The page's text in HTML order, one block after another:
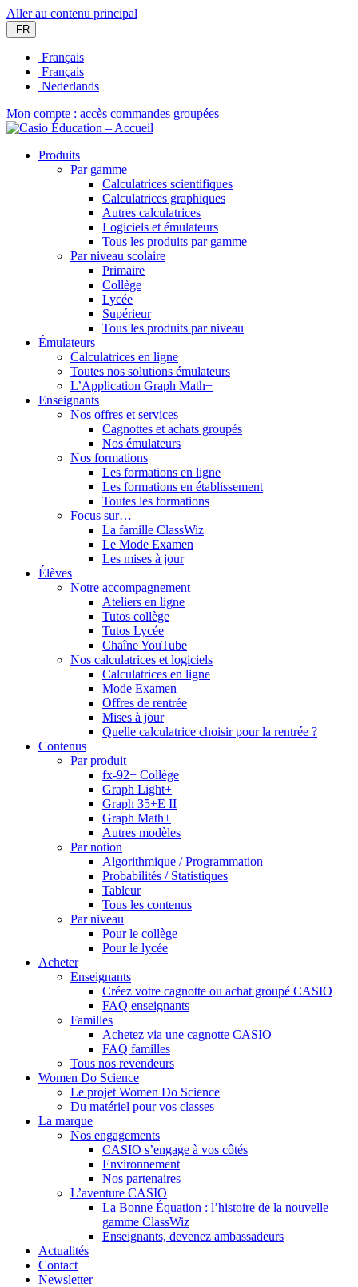
Aller au contenu principal
FR
Français
Français
Nederlands
Mon compte : accès commandes groupées
Produits
Par gamme
Calculatrices scientifiques
Calculatrices graphiques
Autres calculatrices
Logiciels et émulateurs
Tous les produits par gamme
Par niveau scolaire
Primaire
Collège
Lycée
Supérieur
Tous les produits par niveau
Émulateurs
Calculatrices en ligne
Toutes nos solutions émulateurs
L’Application Graph Math+
Enseignants
Nos offres et services
Cagnottes et achats groupés
Nos émulateurs
Nos formations
Les formations en ligne
Les formations en établissement
Toutes les formations
Focus sur…
La famille ClassWiz
Le Mode Examen
Les mises à jour
Élèves
Notre accompagnement
Ateliers en ligne
Tutos collège
Tutos Lycée
Chaîne YouTube
Nos calculatrices et logiciels
Calculatrices en ligne
Mode Examen
Offres de rentrée
Mises à jour
Quelle calculatrice choisir pour la rentrée ?
Contenus
Par produit
fx-92+ Collège
Graph Light+
Graph 35+E II
Graph Math+
Autres modèles
Par notion
Algorithmique / Programmation
Probabilités / Statistiques
Tableur
Tous les contenus
Par niveau
Pour le collège
Pour le lycée
Acheter
Enseignants
Créez votre cagnotte ou achat groupé CASIO
FAQ enseignants
Familles
Achetez via une cagnotte CASIO
FAQ familles
Tous nos revendeurs
Women Do Science
Le projet Women Do Science
Du matériel pour vos classes
La marque
Nos engagements
CASIO s’engage à vos côtés
Environnement
Nos partenaires
L’aventure CASIO
La Bonne Équation : l’histoire de la nouvelle
gamme ClassWiz
Enseignants, devenez ambassadeurs
Actualités
Contact
Newsletter